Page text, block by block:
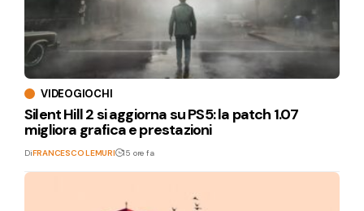
VIDEOGIOCHI
Silent Hill 2 si aggiorna su PS5: la patch 1.07
migliora grafica e prestazioni
DiFRANCESCO LEMURI 15 ore fa